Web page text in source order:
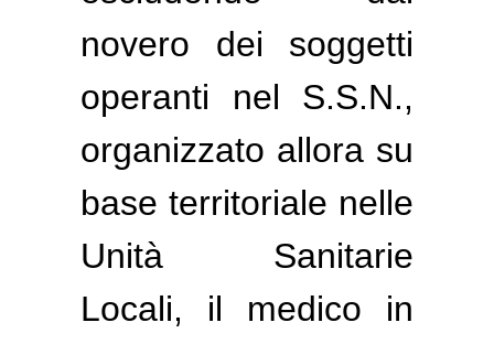
novero dei soggetti
operanti nel S.S.N.,
organizzato allora su
base territoriale nelle
Unità Sanitarie
Locali, il medico in